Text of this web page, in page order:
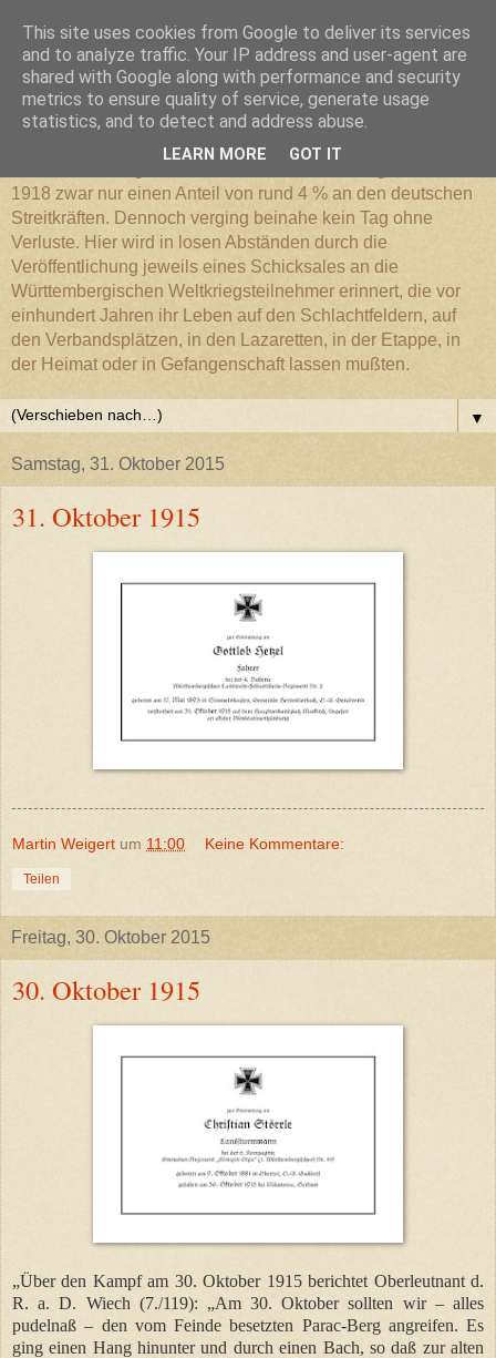
Württembergischer
Weltkriegs-Blog
1918 zwar nur einen Anteil von rund 4 % an den deutschen
Streitkräften. Dennoch verging beinahe kein Tag ohne
Verluste. Hier wird in losen Abständen durch die
Veröffentlichung jeweils eines Schicksales an die
Württembergischen Weltkriegsteilnehmer erinnert, die vor
einhundert Jahren ihr Leben auf den Schlachtfeldern, auf
den Verbandsplätzen, in den Lazaretten, in der Etappe, in
der Heimat oder in Gefangenschaft lassen mußten.
▼
Samstag, 31. Oktober 2015
31. Oktober 1915
Martin Weigert um 11:00 Keine Kommentare:
Teilen
Freitag, 30. Oktober 2015
30. Oktober 1915
„Über den Kampf am 30. Oktober 1915 berichtet Oberleutnant d.
R. a. D. Wiech (7./119): „Am 30. Oktober sollten wir – alles
pudelnaß – den vom Feinde besetzten Parac-Berg angreifen. Es
ging einen Hang hinunter und durch einen Bach, so daß zur alten
This site uses cookies from Google to deliver its services
and to analyze traffic. Your IP address and user-agent are
shared with Google along with performance and security
metrics to ensure quality of service, generate usage
statistics, and to detect and address abuse.
LEARN MORE GOT IT